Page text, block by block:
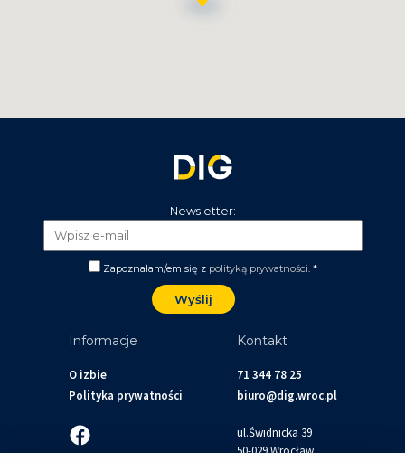
Newsletter:
Zapoznałam/em się z polityką prywatności . *
Informacje
O izbie
Polityka prywatności
Kontakt
71 344 78 25
biuro@dig.wroc.pl
ul.Świdnicka 39
50-029 Wrocław